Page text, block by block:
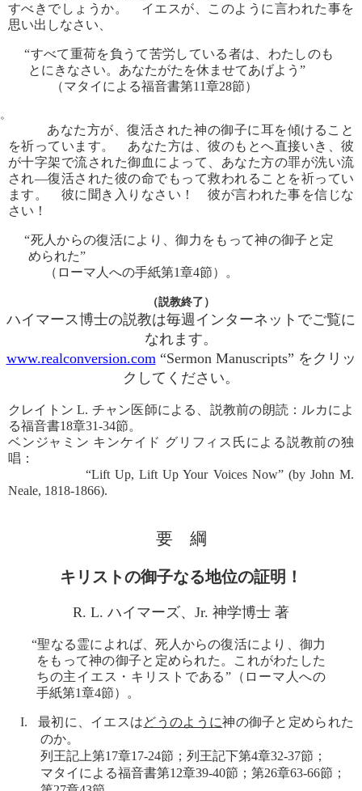
すべきでしょうか。 イエスが、このように言われた事を
思い出しなさい、
“すべて重荷を負うて苦労している者は、わたしのも
とにきなさい。あなたがたを休ませてあげよう”
（マタイによる福音書第11章28節）
。
あなた方が、復活された神の御子に耳を傾けること
を祈っています。 あなた方は、彼のもとへ直接いき、彼
が十字架で流された御血によって、あなた方の罪が洗い流
され―復活された彼の命でもって救われることを祈ってい
ます。 彼に聞き入りなさい！ 彼が言われた事を信じな
さい！
“死人からの復活により、御力をもって神の御子と定
められた”
（ローマ人への手紙第1章4節）。
（説教終了）
ハイマース博士の説教は毎週インターネットでご覧に
なれます。
www.realconversion.com“Sermon Manuscripts” をクリッ
クしてください。
クレイトン L. チャン医師による、説教前の朗読：ルカによ
る福音書18章31-34節。
ベンジャミン キンケイド グリフィス氏による説教前の独
唱：
“Lift Up, Lift Up Your Voices Now” (by John M.
Neale, 1818-1866).
要 綱
キリストの御子なる地位の証明！
R. L. ハイマーズ、Jr. 神学博士 著
“聖なる霊によれば、死人からの復活により、御力
をもって神の御子と定められた。これがわたした
ちの主イエス・キリストである”（ローマ人への
手紙第1章4節）。
I. 最初に、イエスはどうのように神の御子と定められた
のか。
列王記上第17章17-24節；列王記下第4章32-37節；
マタイによる福音書第12章39-40節；第26章63-66節；